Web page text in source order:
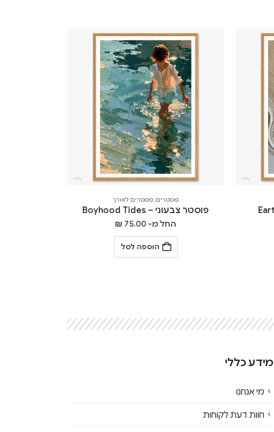
פוסטרים,פוסטרים לאורך
פוסטר צבעוני – Boyhood Tides
החל מ- ₪ 75.00
הוספה לסל
מידע כללי
מי אנחנו
חוות דעת לקוחות